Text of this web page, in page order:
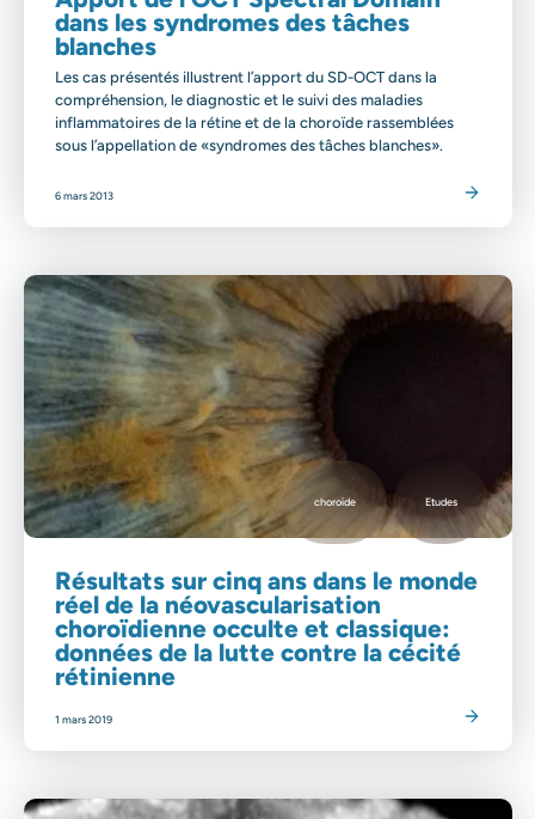
dans les syndromes des tâches
blanches
Les cas présentés illustrent l’apport du SD-OCT dans la
compréhension, le diagnostic et le suivi des maladies
inflammatoires de la rétine et de la choroïde rassemblées
sous l’appellation de «syndromes des tâches blanches».
6 mars 2013
Etudes
choroïde
Résultats sur cinq ans dans le monde
réel de la néovascularisation
choroïdienne occulte et classique:
données de la lutte contre la cécité
rétinienne
1 mars 2019